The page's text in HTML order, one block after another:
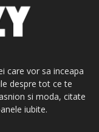
care vor sa inceapa
despre tot ce te
si moda, citate
iubite.